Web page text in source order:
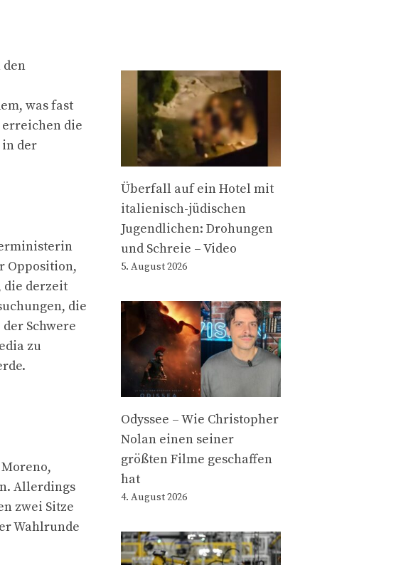
was fast
erreichen die
in der
Opposition,
die derzeit
die
Schwere
zu
Allerdings
zwei Sitze
Wahlrunde
Überfall auf ein Hotel mit
italienisch-jüdischen
Jugendlichen: Drohungen
und Schreie – Video
5. August 2026
Odyssee – Wie Christopher
Nolan einen seiner
größten Filme geschaffen
hat
4. August 2026